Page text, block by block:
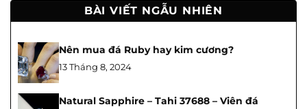
BÀI VIẾT NGẪU NHIÊN
Nên mua đá Ruby hay kim cương?
13 Tháng 8, 2024
Natural Sapphire – Tahi 37688 – Viên đá